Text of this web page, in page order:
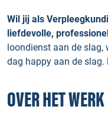
Wil jij als
liefdevolle,
loondienst aan de slag,
dag happy aan de slag.
OVER HET WERK